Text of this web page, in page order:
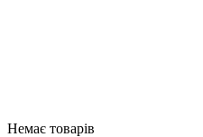
Немає товарів